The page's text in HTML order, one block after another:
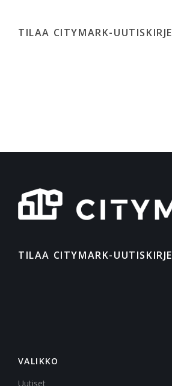
TILAA CITYMARK-UUTISKIRJE
TILAA CITYMARK-UUTISKIRJE
VALIKKO
Uutiset